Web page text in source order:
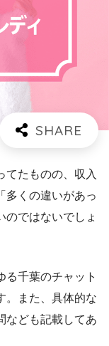
てたものの、収入
多くの違いがあっ
のではないでしょ
る千葉のチャット
。また、具体的な
なども記載してあ